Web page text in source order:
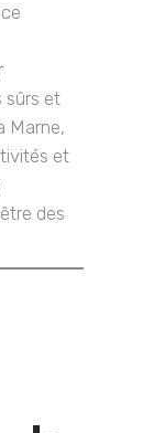
sûrs et
Marne,
et
des